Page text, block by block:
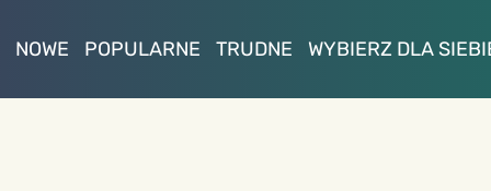
NOWE POPULARNE TRUDNE WYBIERZ DLA